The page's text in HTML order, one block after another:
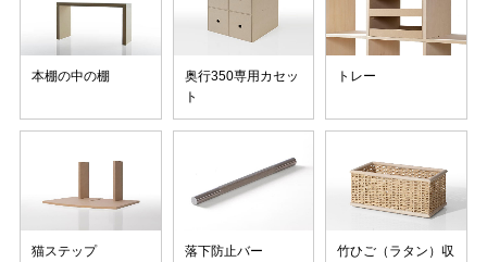
本棚の中の棚
奥行350専用カセッ
ト
トレー
猫ステップ 落下防止バー
竹ひご（ラタン）収